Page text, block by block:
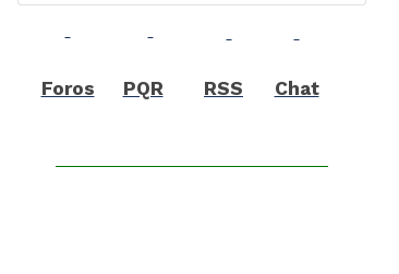
Foros PQR RSS Chat